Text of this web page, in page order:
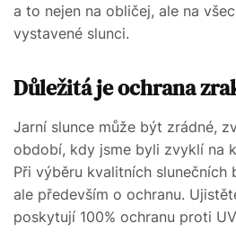
a to nejen na obličej, ale na
vystavené slunci.
Důležitá je ochrana
Jarní slunce může být zrádné,
období, kdy jsme byli zvyklí na
Při výběru kvalitních slunečních
ale především o ochranu.
poskytují 100% ochranu proti